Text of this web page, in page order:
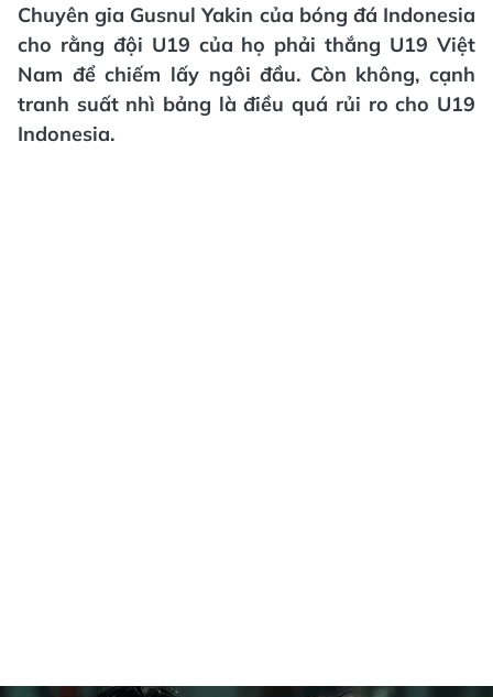
Chuyên gia Gusnul Yakin của bóng đá Indonesia
cho rằng đội U19 của họ phải thắng U19 Việt
Nam để chiếm lấy ngôi đầu. Còn không, cạnh
tranh suất nhì bảng là điều quá rủi ro cho U19
Indonesia.